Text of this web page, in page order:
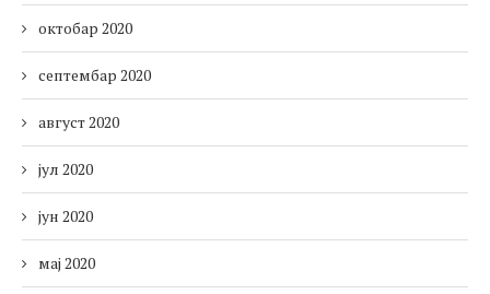
октобар 2020
септембар 2020
август 2020
јул 2020
јун 2020
мај 2020